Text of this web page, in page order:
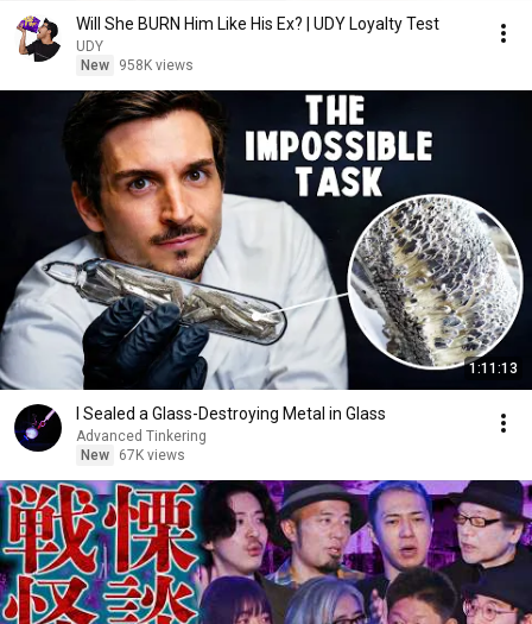
Will She BURN Him Like His Ex? | UDY Loyalty Test
UDY
New
958K views
1:11:13
I Sealed a Glass-Destroying Metal in Glass
Advanced Tinkering
New
67K views